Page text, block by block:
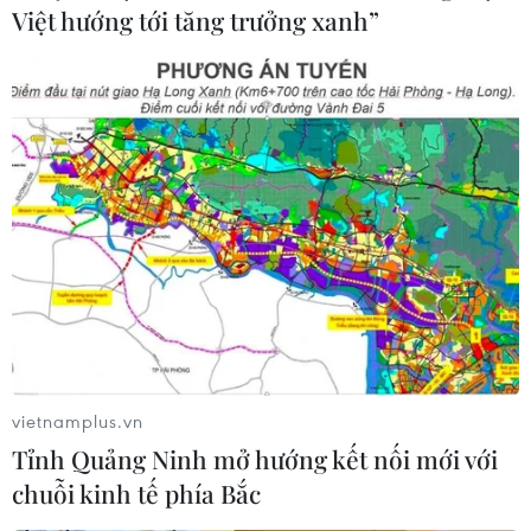
Trung Quốc thử nghiệm tuyến tàu
cao tốc xuyên vùng đất đóng băng
vĩnh cửu
06/08/2026 12:35
Trung Quốc vận hành giàn phát điện
gió nổi đầu tiên chịu được bão cấp 17
06/08/2026 11:20
Hàn Quốc xác nhận Triều Tiên
phóng ít nhất 1 tên lửa đạn đạo tầm
ngắn
Việt hướng tới tăng trưởng xanh”
vietnamplus.vn
Tỉnh Quảng Ninh mở hướng kết nối mới với
chuỗi kinh tế phía Bắc